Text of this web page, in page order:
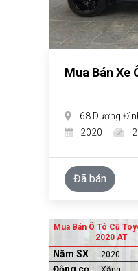
Mua Bán Xe
68 Dương
2020
Đã bán
Mua Bán Ô Tô Cũ
2020 AT
Năm SX 2020
Động cơ